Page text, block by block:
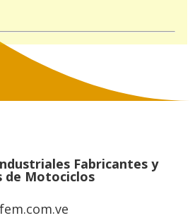
Fabricantes y
de Motociclos